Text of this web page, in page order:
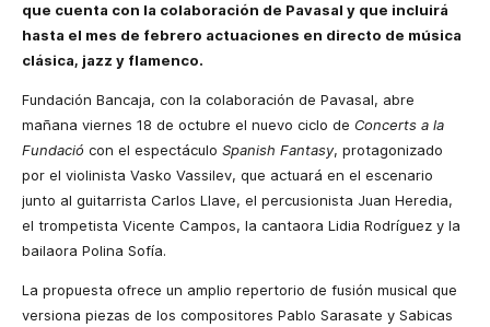
que cuenta con la colaboración de Pavasal y que incluirá
hasta el mes de febrero actuaciones en directo de música
clásica, jazz y flamenco.
Fundación Bancaja, con la colaboración de Pavasal, abre
mañana viernes 18 de octubre el nuevo ciclo de Concerts a la
Fundació con el espectáculo Spanish Fantasy, protagonizado
por el violinista Vasko Vassilev, que actuará en el escenario
junto al guitarrista Carlos Llave, el percusionista Juan Heredia,
el trompetista Vicente Campos, la cantaora Lidia Rodríguez y la
bailaora Polina Sofía.
La propuesta ofrece un amplio repertorio de fusión musical que
versiona piezas de los compositores Pablo Sarasate y Sabicas